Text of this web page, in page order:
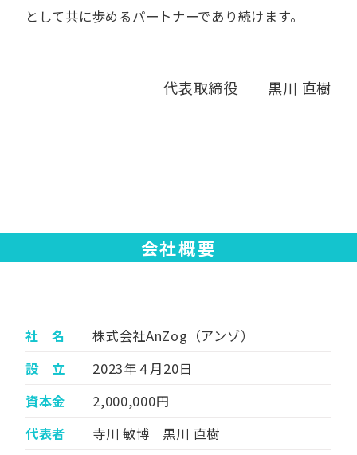
と​して共に​歩める​パートナーであり続けます。
代表取締役 黒川 直樹
会社概要
社 名
株式会社AnZog（アンゾ）
設 立
2023年４月20日
資本金
2,000,000円
代表者
寺川 敏博 黒川 直樹